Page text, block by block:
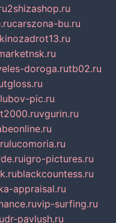
2shizashop.ru
carszona-bu.ru
kinozadrot13.ru
doroga.rutb02.ru
lubov-pic.ru
vgurin.ru
lucomoria.ru
igro-pictures.ru
blackcountess.ru
appraisal.ru
vip-surfing.ru
dr-pavlush.ru